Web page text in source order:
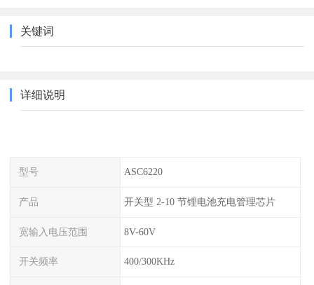
关键词
详细说明
型号 ASC6220
产品 开关型 2-10 节锂电池充电管理芯片
宽输入电压范围 8V-60V
开关频率 400/300KHz